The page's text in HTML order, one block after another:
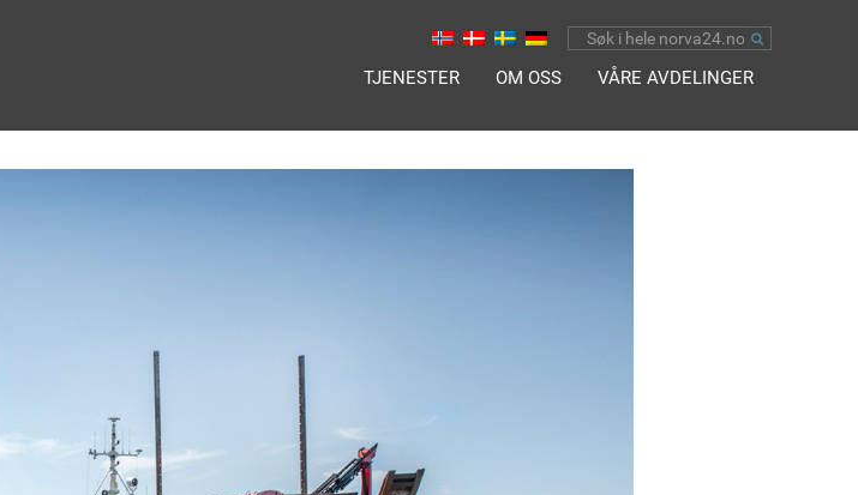
TJENESTER OM OSS VÅRE AVDELINGER